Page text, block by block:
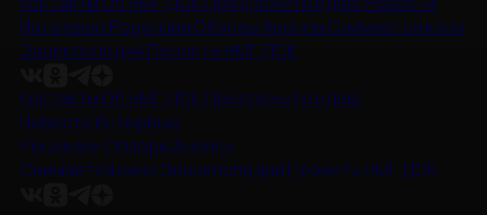
Интервью Рецензии ОбзорыАнонсы Снимается кино
Энциклопедия Проекты НМГ ДОК
Контакты Об НМГ ДОКПредложите идею
Новости Интервью
Рецензии ОбзорыАнонсы
Снимается кино Энциклопедия Проекты НМГ ДОК